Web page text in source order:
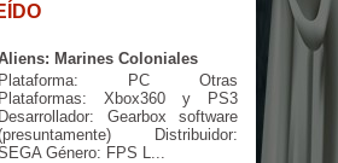
Marines Coloniales
Plataforma: PC Otras
Plataformas: Xbox360 y PS3
Desarrollador: Gearbox software
Distribuidor:
Género: FPS L...